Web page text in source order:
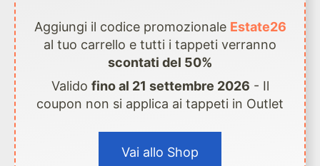
Aggiungi il codice promozionale Estate26
al tuo carrello e tutti i tappeti verranno
scontati del 50%
Valido fino al 21 settembre 2026 - Il
coupon non si applica ai tappeti in Outlet
Vai allo Shop